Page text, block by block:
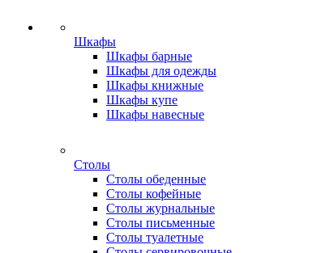
Шкафы
Шкафы барные
Шкафы для одежды
Шкафы книжные
Шкафы купе
Шкафы навесные
Столы
Столы обеденные
Столы кофейные
Столы журнальные
Столы письменные
Столы туалетные